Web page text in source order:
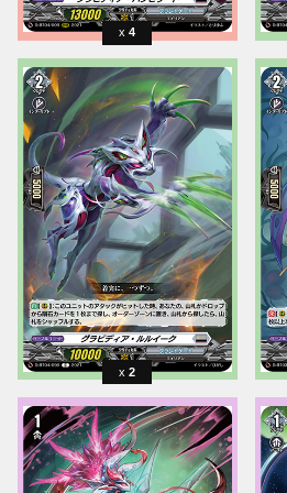
4
2